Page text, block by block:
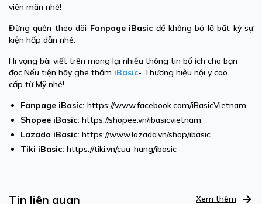
viên mãn nhé!
Đừng quên theo dõi Fanpage iBasic để không bỏ lỡ bất kỳ sự
kiện hấp dẫn nhé.
Hi vọng bài viết trên mang lại nhiều thông tin bổ ích cho bạn
đọc.Nếu tiện hãy ghé thăm iBasic- Thương hiệu nội y cao
cấp từ Mỹ nhé!
Fanpage iBasic: https://www.facebook.com/iBasicVietnam
Shopee iBasic: https://shopee.vn/ibasicvietnam
Lazada iBasic: https://www.lazada.vn/shop/ibasic
Tiki iBasic: https://tiki.vn/cua-hang/ibasic
Tin liên quan Xem thêm